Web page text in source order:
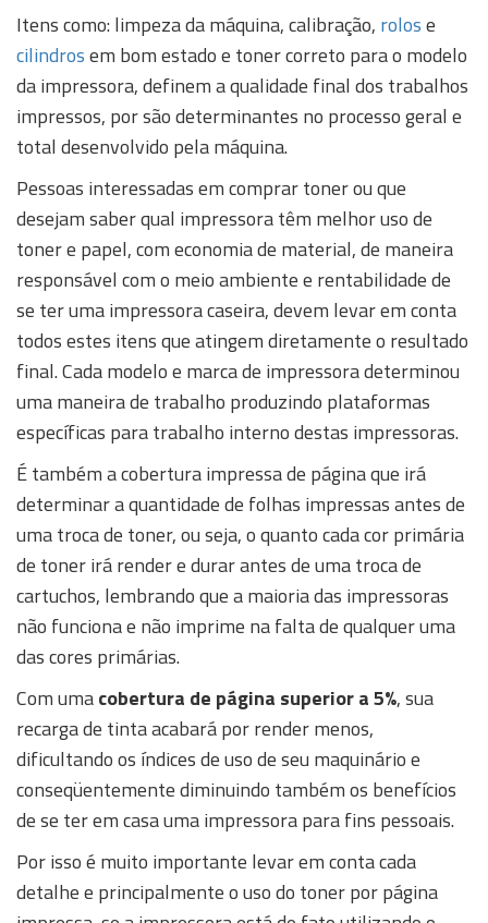
Itens como: limpeza da máquina, calibração, rolose
cilindrosem bom estado e toner correto para o modelo
da impressora, definem a qualidade final dos trabalhos
impressos, por são determinantes no processo geral e
total desenvolvido pela máquina.
Pessoas interessadas em comprar toner ou que
desejam saber qual impressora têm melhor uso de
toner e papel, com economia de material, de maneira
responsável com o meio ambiente e rentabilidade de
se ter uma impressora caseira, devem levar em conta
todos estes itens que atingem diretamente o resultado
final. Cada modelo e marca de impressora determinou
uma maneira de trabalho produzindo plataformas
específicas para trabalho interno destas impressoras.
É também a cobertura impressa de página que irá
determinar a quantidade de folhas impressas antes de
uma troca de toner, ou seja, o quanto cada cor primária
de toner irá render e durar antes de uma troca de
cartuchos, lembrando que a maioria das impressoras
não funciona e não imprime na falta de qualquer uma
das cores primárias.
Com umacobertura de página superior a 5%, sua
recarga de tinta acabará por render menos,
dificultando os índices de uso de seu maquinário e
conseqüentemente diminuindo também os benefícios
de se ter em casa uma impressora para fins pessoais.
Por isso é muito importante levar em conta cada
detalhe e principalmente o uso do toner por página